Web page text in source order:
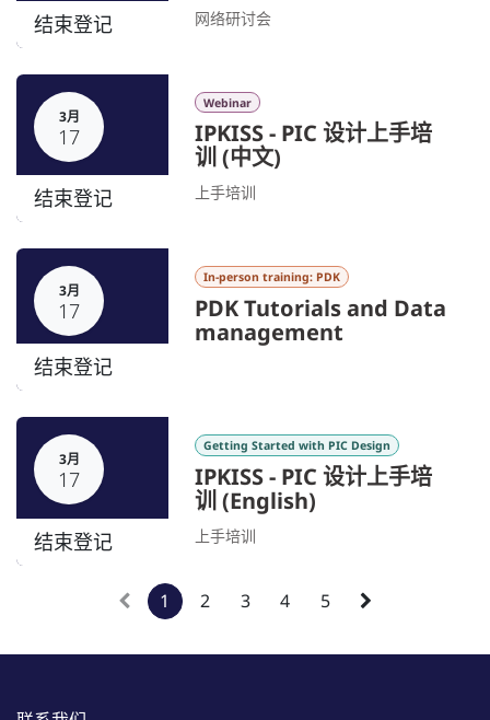
结束登记 网络研讨会
3月
17
结束登记
Webinar
IPKISS - PIC 设计上手培
训 (中文)
上手培训
3月
17
结束登记
In-person training: PDK
PDK Tutorials and Data
management
3月
17
结束登记
Getting Started with PIC Design
IPKISS - PIC 设计上手培
训 (English)
上手培训
1 2 3 4 5